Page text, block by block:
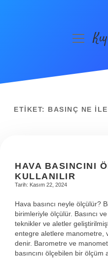
Gizlilik Politikası
menüyü
aç
ETIKET: BASINÇ NE
HAVA BASINCINI
KULLANILIR
Tarih: Kasım 22, 2024
Hava basıncı neyle ölçülür?
birimleriyle ölçülür. Basıncı
teknikler ve aletler
entegre aletlere manometre,
denir. Barometre ve
basıncını ölçebilen bir